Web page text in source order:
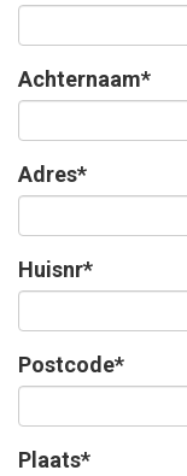
Achternaam*
Adres*
Huisnr*
Postcode*
Plaats*